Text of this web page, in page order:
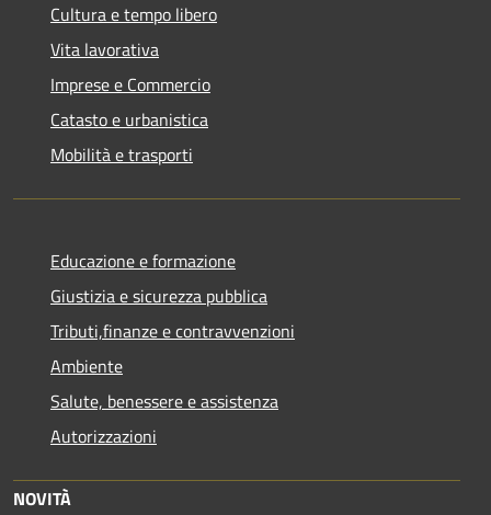
Cultura e tempo libero
Vita lavorativa
Imprese e Commercio
Catasto e urbanistica
Mobilità e trasporti
Educazione e formazione
Giustizia e sicurezza pubblica
Tributi,finanze e contravvenzioni
Ambiente
Salute, benessere e assistenza
Autorizzazioni
NOVITÀ